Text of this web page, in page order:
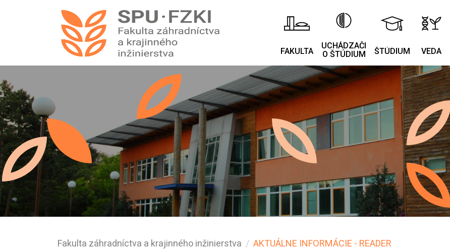
FAKULTA
UCHÁDZAČI
O ŠTÚDIUM
ŠTÚDIUM VEDA
Fakulta záhradníctva a krajinného inžinierstva AKTUÁLNE INFORMÁCIE - READER